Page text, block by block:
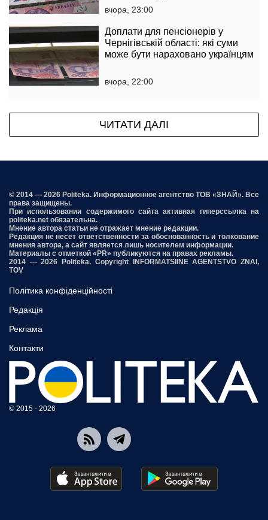
вчора, 23:00
Доплати для пенсіонерів у
Чернігівській області: які суми
може бути нараховано українцям
вчора, 22:00
ЧИТАТИ ДАЛІ
© 2014 — 2026 Politeka. Информационное агентство ТОВ «ЗНАЙ». Все
права защищены.
При использовании содержимого сайта активная гиперссылка на
politeka.net обязательна.
Мнение автора статьи не отражает мнение редакции.
Редакция не несет ответственности за обоснованность и толкование
мнения автора, а сайт является лишь носителем информации.
Материалы с отметкой «PR» публикуются на правах рекламы.
2014 — 2026 Politeka. Copyright INFORMATSIINE AGENTSTVO ZNAI,
TOV
Політика конфіденційності
Редакція
Реклама
Контакти
© 2015 - 2026